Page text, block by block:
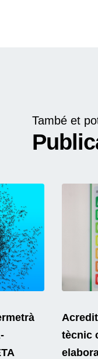
També et
tècnic